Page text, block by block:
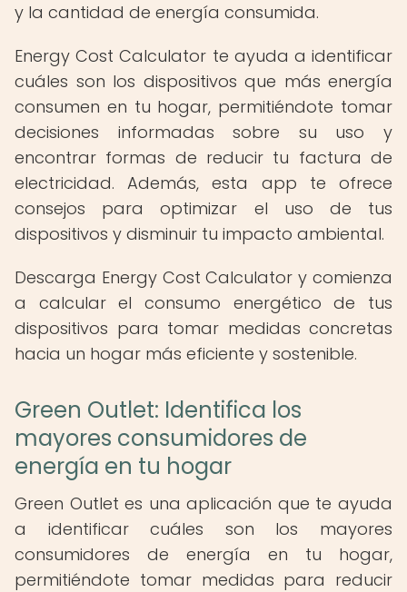
y la cantidad de energía consumida.
Energy Cost Calculator te ayuda a identificar
cuáles son los dispositivos que más energía
consumen en tu hogar, permitiéndote tomar
decisiones informadas sobre su uso y
encontrar formas de reducir tu factura de
electricidad. Además, esta app te ofrece
consejos para optimizar el uso de tus
dispositivos y disminuir tu impacto ambiental.
Descarga Energy Cost Calculator y comienza
a calcular el consumo energético de tus
dispositivos para tomar medidas concretas
hacia un hogar más eficiente y sostenible.
Green Outlet: Identifica los
mayores consumidores de
energía en tu hogar
Green Outlet es una aplicación que te ayuda
a identificar cuáles son los mayores
consumidores de energía en tu hogar,
permitiéndote tomar medidas para reducir